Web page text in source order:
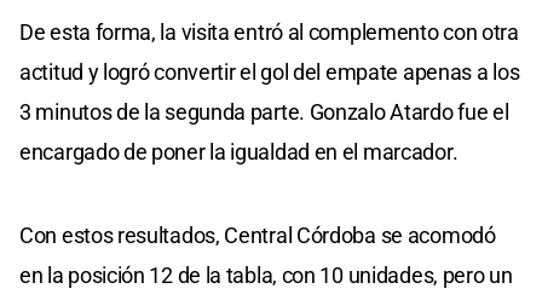
De esta forma, la visita entró al complemento con otra
actitud y logró convertir el gol del empate apenas a los
3 minutos de la segunda parte. Gonzalo Atardo fue el
encargado de poner la igualdad en el marcador.
Con estos resultados, Central Córdoba se acomodó
en la posición 12 de la tabla, con 10 unidades, pero un